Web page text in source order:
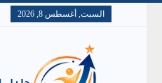
السبت, أغسطس 8, 2026